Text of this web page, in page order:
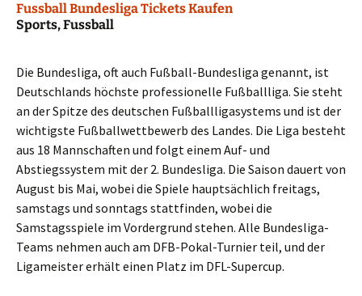
Fussball Bundesliga Tickets Kaufen
Sports, Fussball
Die Bundesliga, oft auch Fußball-Bundesliga genannt, ist
Deutschlands höchste professionelle Fußballliga. Sie steht
an der Spitze des deutschen Fußballligasystems und ist der
wichtigste Fußballwettbewerb des Landes. Die Liga besteht
aus 18 Mannschaften und folgt einem Auf- und
Abstiegssystem mit der 2. Bundesliga. Die Saison dauert von
August bis Mai, wobei die Spiele hauptsächlich freitags,
samstags und sonntags stattfinden, wobei die
Samstagsspiele im Vordergrund stehen. Alle Bundesliga-
Teams nehmen auch am DFB-Pokal-Turnier teil, und der
Ligameister erhält einen Platz im DFL-Supercup.